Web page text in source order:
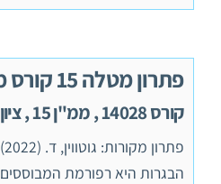
פתרון מטלה 15 קורס מדיניות חינוך
קורס 14028 , ממ"ן 15 , ציון 87
הבגרות היא רפורמת